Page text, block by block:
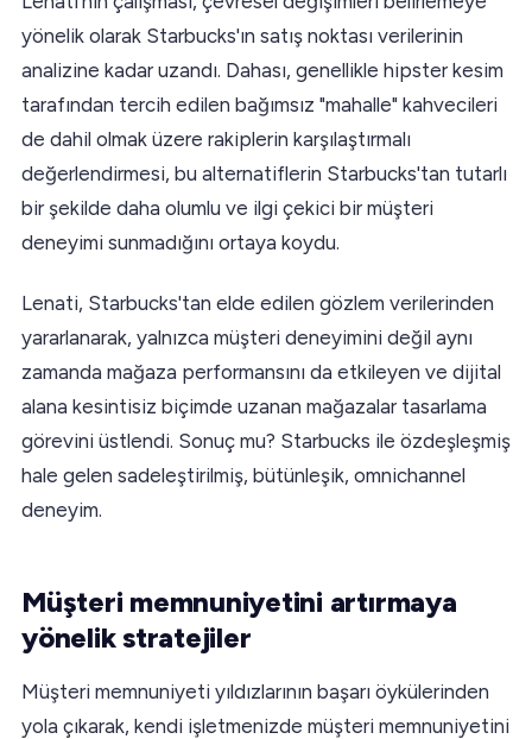
yönelik olarak Starbucks'ın satış noktası verilerinin
analizine kadar uzandı. Dahası, genellikle hipster kesim
tarafından tercih edilen bağımsız "mahalle" kahvecileri
de dahil olmak üzere rakiplerin karşılaştırmalı
değerlendirmesi, bu alternatiflerin Starbucks'tan tutarlı
bir şekilde daha olumlu ve ilgi çekici bir müşteri
deneyimi sunmadığını ortaya koydu.
Lenati, Starbucks'tan elde edilen gözlem verilerinden
yararlanarak, yalnızca müşteri deneyimini değil aynı
zamanda mağaza performansını da etkileyen ve dijital
alana kesintisiz biçimde uzanan mağazalar tasarlama
görevini üstlendi. Sonuç mu? Starbucks ile özdeşleşmiş
hale gelen sadeleştirilmiş, bütünleşik, omnichannel
deneyim.
Müşteri memnuniyetini artırmaya
yönelik stratejiler
Müşteri memnuniyeti yıldızlarının başarı öykülerinden
yola çıkarak, kendi işletmenizde müşteri memnuniyetini